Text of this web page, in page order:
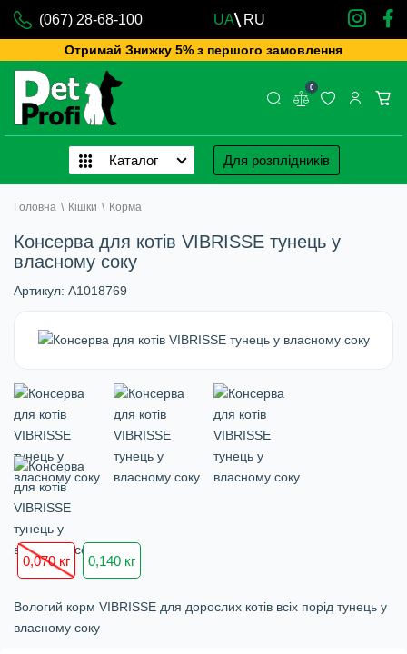
(067) 28-68-100 UA RU
Отримай Знижку 5% з першого замовлення
0
Каталог Для розплідників
Головна \ Кішки \ Корма
Консерва для котів VIBRISSE тунець у
власному соку
Артикул: A1018769
0,070 кг 0,140 кг
Вологий корм VIBRISSE для дорослих котів всіх порід тунець у
власному соку